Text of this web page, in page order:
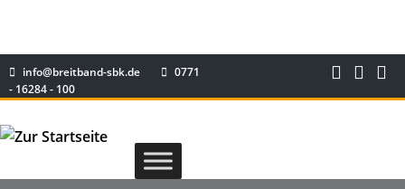
info@breitband-sbk.de
0771
- 16284 - 100